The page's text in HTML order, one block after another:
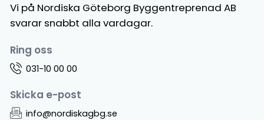
Vi på Nordiska Göteborg Byggentreprenad AB
svarar snabbt alla vardagar.
Ring oss
031-10 00 00
Skicka e-post
info@nordiskagbg.se